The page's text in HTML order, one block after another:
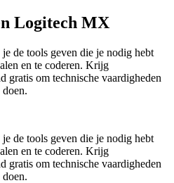
Logitech MX
de tools geven die je nodig hebt
en te coderen. Krijg
gratis om technische vaardigheden
de tools geven die je nodig hebt
en te coderen. Krijg
gratis om technische vaardigheden